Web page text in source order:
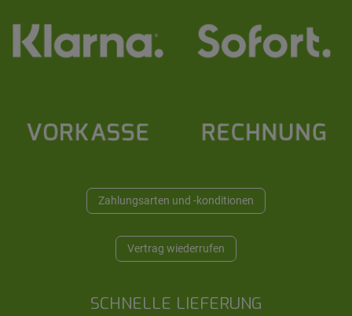
Zahlungsarten und -konditionen
Vertrag wiederrufen
SCHNELLE LIEFERUNG